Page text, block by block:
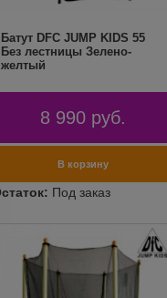
Батут DFC JUMP KIDS 55
Без лестницы Зелено-
желтый
8 990 руб.